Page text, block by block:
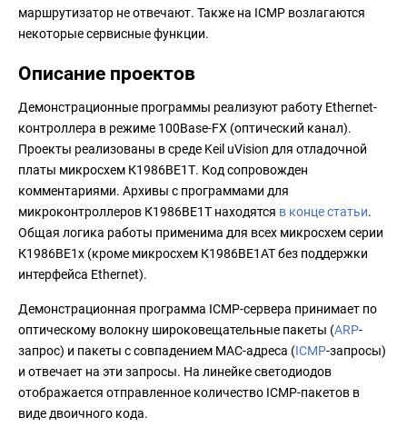
маршрутизатор не отвечают. Также на ICMP возлагаются
некоторые сервисные функции.
Описание проектов
Демонстрационные программы реализуют работу Ethernet-
контроллера в режиме 100Base-FX (оптический канал).
Проекты реализованы в среде Keil uVision для отладочной
платы микросхем К1986ВЕ1Т. Код сопровожден
комментариями. Архивы с программами для
микроконтроллеров К1986ВЕ1Т находятся в конце статьи.
Общая логика работы применима для всех микросхем серии
К1986ВЕ1x (кроме микросхем К1986ВЕ1АТ без поддержки
интерфейса Ethernet).
Демонстрационная программа ICMP-сервера принимает по
оптическому волокну широковещательные пакеты (ARP-
запрос) и пакеты с совпадением MAC-адреса (ICMP-запросы)
и отвечает на эти запросы. На линейке светодиодов
отображается отправленное количество ICMP-пакетов в
виде двоичного кода.